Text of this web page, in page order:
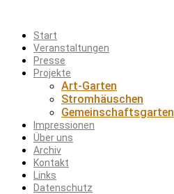
Start
Veranstaltungen
Presse
Projekte
Art-Garten
Stromhäuschen
Gemeinschaftsgarten
Impressionen
Über uns
Archiv
Kontakt
Links
Datenschutz